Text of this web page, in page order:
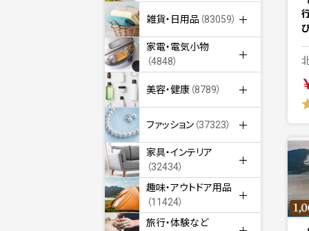
雑貨・日用品 （83059）
家電・電気小物
（4848）
美容・健康 （8789）
ファッション （37323）
家具・インテリア
（32434）
趣味・アウトドア用品
（11424）
旅行・体験など